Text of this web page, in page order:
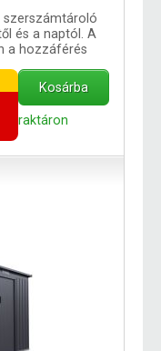
és a naptól. A
a hozzáférés
Kosárba
raktáron